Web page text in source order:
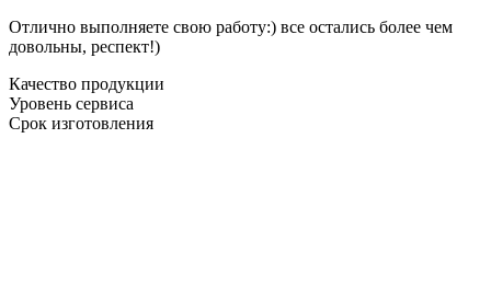
Отлично выполняете свою работу:) все остались более чем
довольны, респект!)
Качество продукции
Уровень сервиса
Срок изготовления